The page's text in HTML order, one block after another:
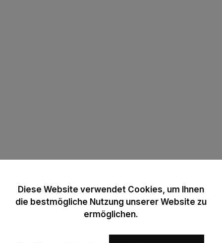
Diese Website verwendet Cookies, um Ihnen
die bestmögliche Nutzung unserer Website zu
ermöglichen.